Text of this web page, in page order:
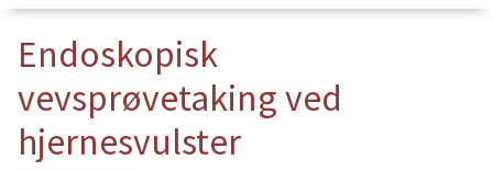
Endoskopisk
vevsprøvetaking ved
hjernesvulster